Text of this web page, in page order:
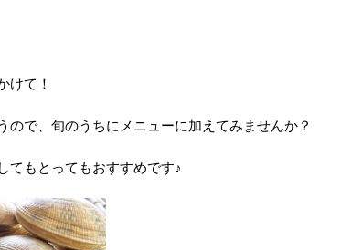
けて！
ので、旬のうちにメニューに加えてみませんか？
てもとってもおすすめです♪